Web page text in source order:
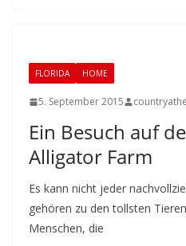
FLORIDA HOME
5. September 2015
Ein Besuch auf
Alligator Farm
Es kann nicht jeder
gehören zu den tollsten
Menschen, die